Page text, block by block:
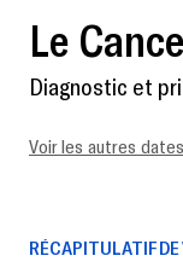
Le
Diagnostic et
Voir les autres dates
RÉCAPITULATIF